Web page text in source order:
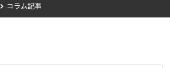
コラム記事